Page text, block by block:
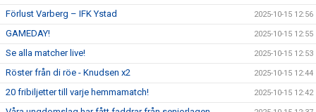
Förlust Varberg – IFK Ystad 2025-10-15 12:56
GAMEDAY! 2025-10-15 12:55
Se alla matcher live! 2025-10-15 12:53
Röster från di röe - Knudsen x2 2025-10-15 12:44
20 fribiljetter till varje hemmamatch! 2025-10-15 12:42